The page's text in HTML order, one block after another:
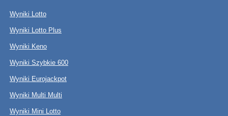
Wyniki Lotto
Wyniki Lotto Plus
Wyniki Keno
Wyniki Szybkie 600
Wyniki Eurojackpot
Wyniki Multi Multi
Wyniki Mini Lotto